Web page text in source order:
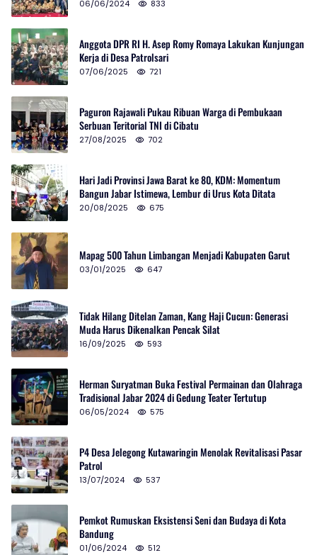
06/06/2024 833
Anggota DPR RI H. Asep Romy Romaya Lakukan Kunjungan
Kerja di Desa Patrolsari
07/06/2025 721
Paguron Rajawali Pukau Ribuan Warga di Pembukaan
Serbuan Teritorial TNI di Cibatu
27/08/2025 702
Hari Jadi Provinsi Jawa Barat ke 80, KDM: Momentum
Bangun Jabar Istimewa, Lembur di Urus Kota Ditata
20/08/2025 675
Mapag 500 Tahun Limbangan Menjadi Kabupaten Garut
03/01/2025 647
Tidak Hilang Ditelan Zaman, Kang Haji Cucun: Generasi
Muda Harus Dikenalkan Pencak Silat
16/09/2025 593
Herman Suryatman Buka Festival Permainan dan Olahraga
Tradisional Jabar 2024 di Gedung Teater Tertutup
06/05/2024 575
P4 Desa Jelegong Kutawaringin Menolak Revitalisasi Pasar
Patrol
13/07/2024 537
Pemkot Rumuskan Eksistensi Seni dan Budaya di Kota
Bandung
01/06/2024 512